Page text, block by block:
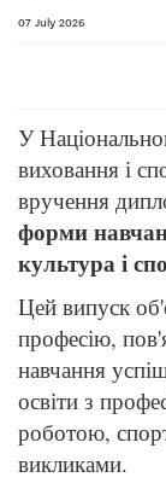
07 July 2026
У
виховання і
вручення
форми
культура і
Цей випуск
професію,
навчання
освіти з
роботою,
викликами.